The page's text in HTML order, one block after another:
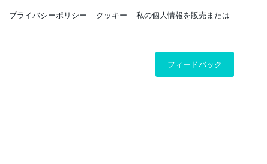
プライバシーポリシー クッキー 私の個人情報を販売または
フィードバック